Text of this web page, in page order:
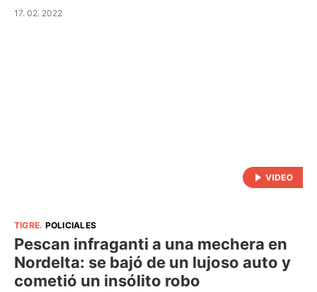
17. 02. 2022
TIGRE. POLICIALES
Pescan infraganti a una mechera en
Nordelta: se bajó de un lujoso auto y
cometió un insólito robo